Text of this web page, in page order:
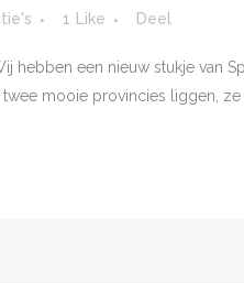
1 Like Deel
hebben een nieuw stukje van
mooie provincies liggen, ze